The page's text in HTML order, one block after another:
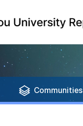
Communities